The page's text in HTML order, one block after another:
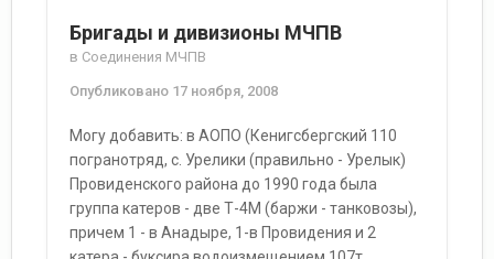
Бригады и дивизионы МЧПВ
в Соединения МЧПВ
Опубликовано 17 ноября, 2008
Могу добавить: в АОПО (Кенигсбергский 110
погранотряд, с. Урелики (правильно - Урелык)
Провиденского района до 1990 года была
группа катеров - две Т-4М (баржи - танковозы),
причем 1 - в Анадыре, 1-в Провидения и 2